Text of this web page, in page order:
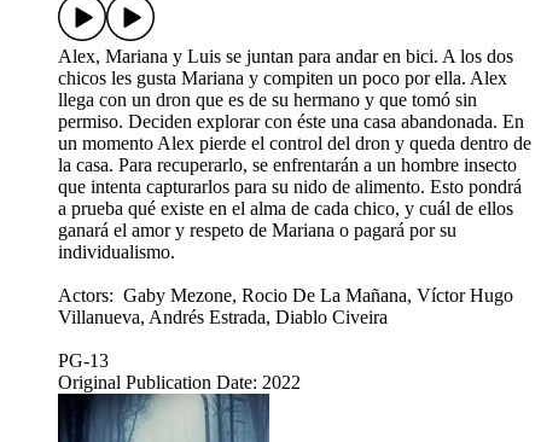
Alex, Mariana y Luis se juntan para andar en bici. A los dos
chicos les gusta Mariana y compiten un poco por ella. Alex
llega con un dron que es de su hermano y que tomó sin
permiso. Deciden explorar con éste una casa abandonada. En
un momento Alex pierde el control del dron y queda dentro de
la casa. Para recuperarlo, se enfrentarán a un hombre insecto
que intenta capturarlos para su nido de alimento. Esto pondrá
a prueba qué existe en el alma de cada chico, y cuál de ellos
ganará el amor y respeto de Mariana o pagará por su
individualismo.
Actors: Gaby Mezone, Rocio De La Mañana, Víctor Hugo
Villanueva, Andrés Estrada, Diablo Civeira
PG-13
Original Publication Date: 2022